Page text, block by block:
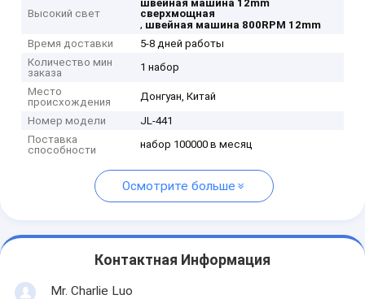
Высокий свет
швейная машина 12mm
сверхмощная
, швейная машина 800RPM 12mm
Время доставки
5-8 дней работы
Количество мин
заказа
1 набор
Место
происхождения
Донгуан, Китай
Номер модели
JL-441
Поставка
способности
набор 100000 в месяц
Осмотрите больше
Контактная Информация
Mr. Charlie Luo